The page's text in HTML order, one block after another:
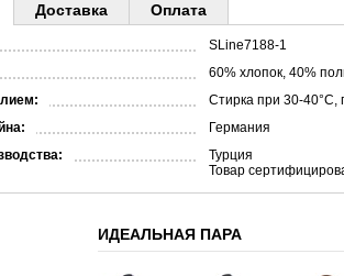
Доставка Оплата
SLine7188-1
60% хлопок, 40%
Стирка при 30-40°C,
Германия
Турция
Товар
ИДЕАЛЬНАЯ ПАРА